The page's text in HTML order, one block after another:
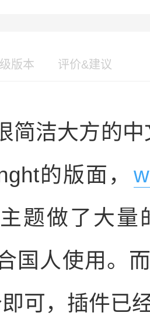
版本 评价&建议
简洁大方的
的版面，
题做了大量
国人使用。
可，插件已